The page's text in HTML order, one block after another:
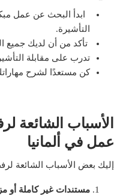
ابدأ البحث عن عمل
التأشيرة.
تأكد من أن لديك جميع
تدرب على مقابلة
كن مستعدًا لشرح
الأسباب الشائعة
عمل في ألمانيا
إليك بعض الأسباب الشائعة
مستندات غير كاملة أو